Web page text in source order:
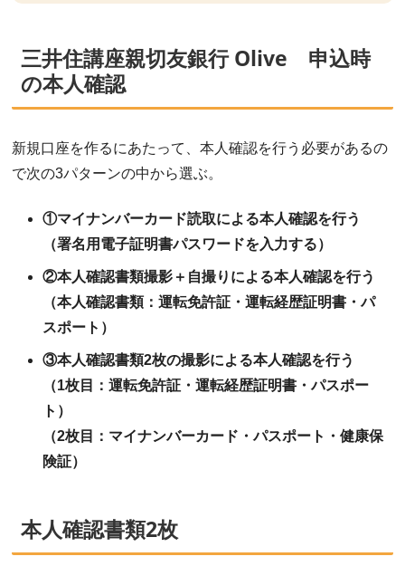
三井住講座親切友銀行 Olive 申込時
の本人確認
新規口座を作るにあたって、本人確認を行う必要があるの
で次の3パターンの中から選ぶ。
①マイナンバーカード読取による本人確認を行う
（署名用電子証明書パスワードを入力する）
②本人確認書類撮影＋自撮りによる本人確認を行う
（本人確認書類：運転免許証・運転経歴証明書・パ
スポート）
③本人確認書類2枚の撮影による本人確認を行う
（1枚目：運転免許証・運転経歴証明書・パスポー
ト）
（2枚目：マイナンバーカード・パスポート・健康保
険証）
本人確認書類2枚